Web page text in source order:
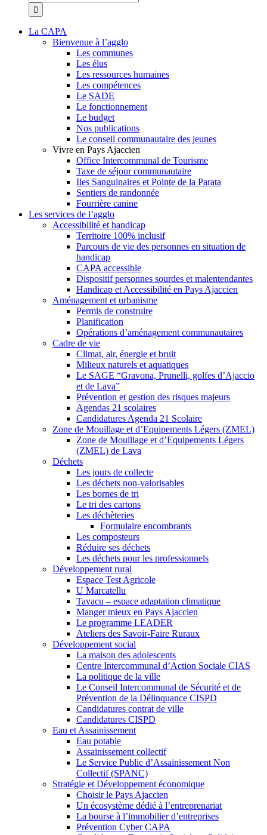
La CAPA
Bienvenue à l’agglo
Les communes
Les élus
Les ressources humaines
Les compétences
Le SADE
Le fonctionnement
Le budget
Nos publications
Le conseil communautaire des jeunes
Vivre en Pays Ajaccien
Office Intercommunal de Tourisme
Taxe de séjour communautaire
Iles Sanguinaires et Pointe de la Parata
Sentiers de randonnée
Fourrière canine
Les services de l’agglo
Accessibilité et handicap
Territoire 100% inclusif
Parcours de vie des personnes en situation de
handicap
CAPA accessible
Dispositif personnes sourdes et malentendantes
Handicap et Accessibilité en Pays Ajaccien
Aménagement et urbanisme
Permis de construire
Planification
Opérations d’aménagement communautaires
Cadre de vie
Climat, air, énergie et bruit
Milieux naturels et aquatiques
Le SAGE “Gravona, Prunelli, golfes d’Ajaccio
et de Lava”
Prévention et gestion des risques majeurs
Agendas 21 scolaires
Candidatures Agenda 21 Scolaire
Zone de Mouillage et d’Equipements Légers (ZMEL)
Zone de Mouillage et d’Equipements Légers
(ZMEL) de Lava
Déchets
Les jours de collecte
Les déchets non-valorisables
Les bornes de tri
Le tri des cartons
Les déchèteries
Formulaire encombrants
Les composteurs
Réduire ses déchets
Les déchets pour les professionnels
Développement rural
Espace Test Agricole
U Marcatellu
Tavacu – espace adaptation climatique
Manger mieux en Pays Ajaccien
Le programme LEADER
Ateliers des Savoir-Faire Ruraux
Développement social
La maison des adolescents
Centre Intercommunal d’Action Sociale CIAS
La politique de la ville
Le Conseil Intercommunal de Sécurité et de
Prévention de la Délinquance CISPD
Candidatures contrat de ville
Candidatures CISPD
Eau et Assainissement
Eau potable
Assainissement collectif
Le Service Public d’Assainissement Non
Collectif (SPANC)
Stratégie et Développement économique
Choisir le Pays Ajaccien
Un écosystème dédié à l’entreprenariat
La bourse à l’immobilier d’entreprises
Prévention Cyber CAPA